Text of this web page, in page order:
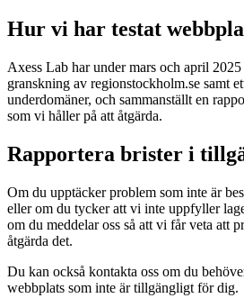
Hur vi har testat
Axess Lab har under mars och april
granskning av regionstockholm.se samt
underdomäner, och sammanställt en
som vi håller på att åtgärda.
Rapportera brister i
Om du upptäcker problem som inte är
eller om du tycker att vi inte uppfyller
om du meddelar oss så att vi får veta att
åtgärda det.
Du kan också kontakta oss om du
webbplats som inte är tillgängligt för dig.